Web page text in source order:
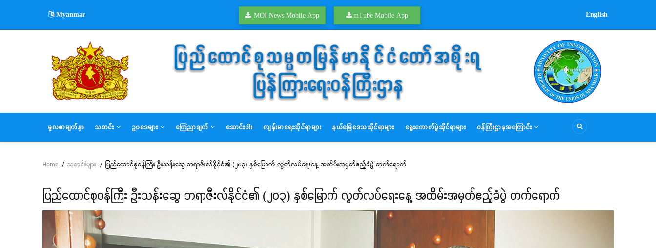
main
Myanmar MOI News Mobile App mTube Mobile App English
MAIN
NAVIGATION
မူလစာမျက်နှာ သတင်း ဥပဒေများ ကြေညာချက် ဆောင်းပါး ကျန်းမာရေးဆိုင်ရာများ နယ်မြေဒေသဆိုင်ရာများ ရွေးကောက်ပွဲဆိုင်ရာများ ဝန်ကြီးဌာနအကြောင်း
Breadcrumb
Home / သတင်းများ / ပြည်ထောင်စုဝန်ကြီး ဦးသန်းဆွေ ဘရာဇီးလ်နိုင်ငံ၏ (၂၀၃) နှစ်မြောက် လွတ်လပ်ရေးနေ့ အထိမ်းအမှတ်ဧည့်ခံပွဲ တက်ရောက်
ပြည်ထောင်စုဝန်ကြီး ဦးသန်းဆွေ ဘရာဇီးလ်နိုင်ငံ၏ (၂၀၃) နှစ်မြောက် လွတ်လပ်ရေးနေ့ အထိမ်းအမှတ်ဧည့်ခံပွဲ တက်ရောက်